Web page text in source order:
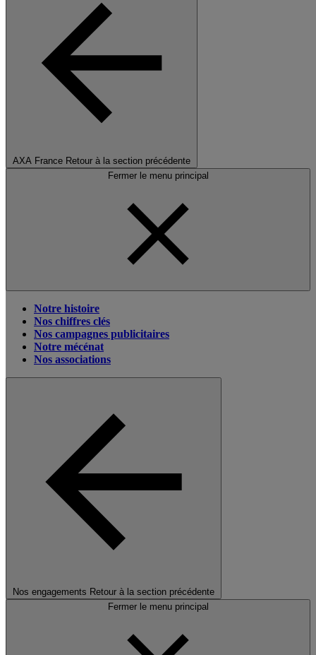
AXA France Retour à la section précédente
Fermer le menu principal
Notre histoire
Nos chiffres clés
Nos campagnes publicitaires
Notre mécénat
Nos associations
Nos engagements Retour à la section précédente
Fermer le menu principal